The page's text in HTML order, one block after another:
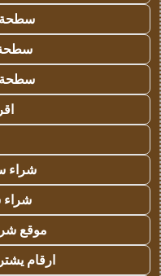
سطحة
سطحة
شراء
شراء
موقع
ارقام